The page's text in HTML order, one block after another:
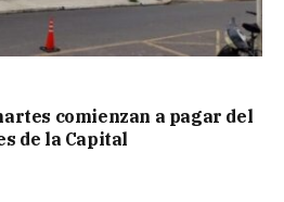
comienzan a pagar del
de la Capital